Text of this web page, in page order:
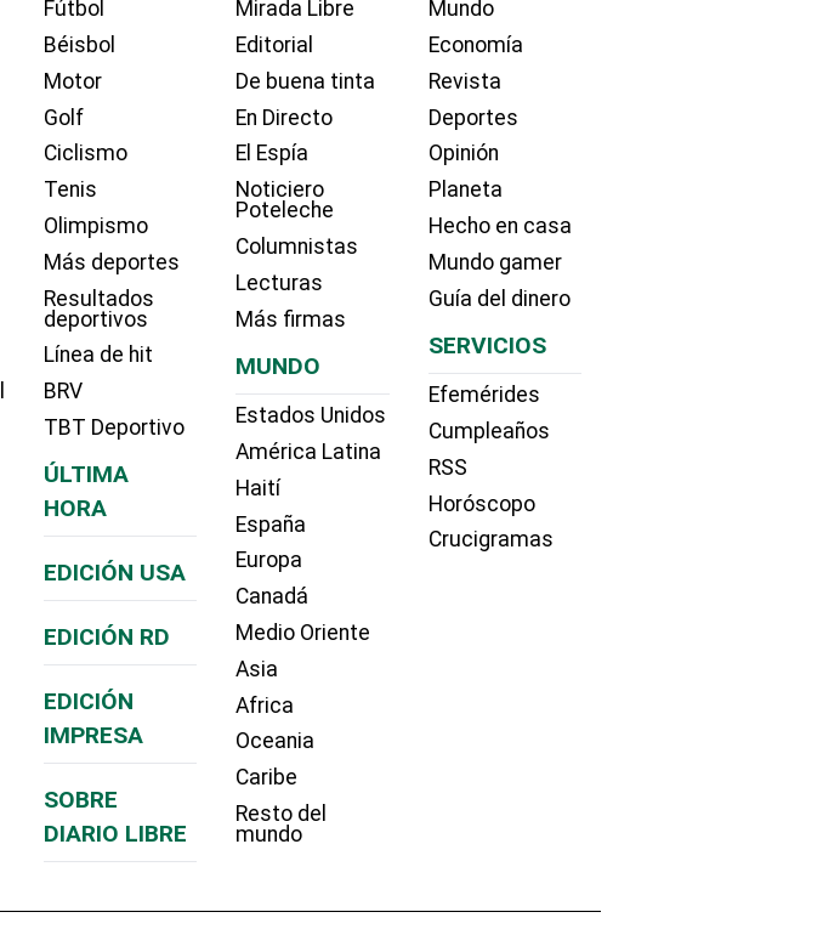
Fútbol
Béisbol
Motor
Golf
Ciclismo
Tenis
Olimpismo
Más deportes
Resultados
deportivos
Línea de hit
BRV
TBT Deportivo
ÚLTIMA
HORA
EDICIÓN USA
EDICIÓN RD
EDICIÓN
IMPRESA
SOBRE
DIARIO LIBRE
Mirada Libre
Editorial
De buena tinta
En Directo
El Espía
Noticiero
Poteleche
Columnistas
Lecturas
Más firmas
MUNDO
Estados Unidos
América Latina
Haití
España
Europa
Canadá
Medio Oriente
Asia
Africa
Oceania
Caribe
Resto del
mundo
Mundo
Economía
Revista
Deportes
Opinión
Planeta
Hecho en casa
Mundo gamer
Guía del dinero
SERVICIOS
Efemérides
Cumpleaños
RSS
Horóscopo
Crucigramas